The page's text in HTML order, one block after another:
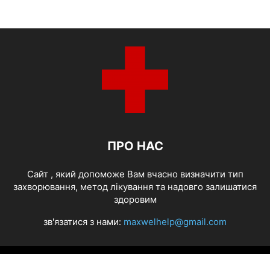
ПРО НАС
Cайт , який допоможе Вам вчасно визначити тип
захворювання, метод лікування та надовго залишатися
здоровим
зв'язатися з нами: maxwelhelp@gmail.com